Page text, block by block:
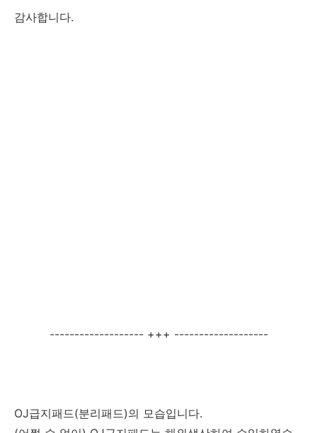
감사합니다.
------------------- +++ -------------------
OJ급지패드(분리패드)의 모습입니다.